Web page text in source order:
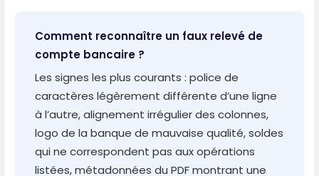
Comment reconnaître un faux relevé de
compte bancaire ?
Les signes les plus courants : police de
caractères légèrement différente d’une ligne
à l’autre, alignement irrégulier des colonnes,
logo de la banque de mauvaise qualité, soldes
qui ne correspondent pas aux opérations
listées, métadonnées du PDF montrant une